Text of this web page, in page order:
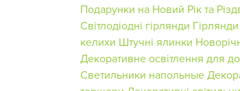
Подарунки на Новий Рік та
Світлодіодні гірлянди
келихи Штучні ялинки
Декоративне освітлення для
Светильники напольные